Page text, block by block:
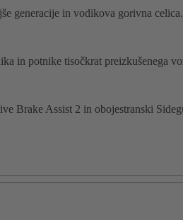
generacije in vodikova gorivna celica.
in potnike tisočkrat preizkušenega
Brake Assist 2 in obojestranski